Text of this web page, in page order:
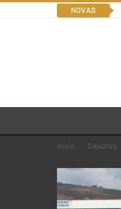
NOVAS
Inicio Deportes